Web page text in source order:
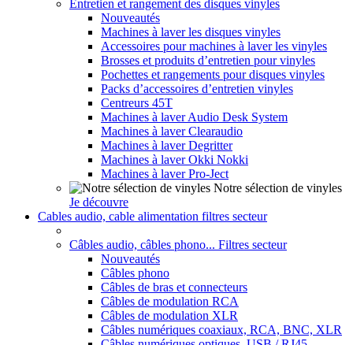
Entretien et rangement des disques vinyles
Nouveautés
Machines à laver les disques vinyles
Accessoires pour machines à laver les vinyles
Brosses et produits d’entretien pour vinyles
Pochettes et rangements pour disques vinyles
Packs d’accessoires d’entretien vinyles
Centreurs 45T
Machines à laver Audio Desk System
Machines à laver Clearaudio
Machines à laver Degritter
Machines à laver Okki Nokki
Machines à laver Pro-Ject
Notre sélection de vinyles
Je découvre
Cables audio, cable alimentation filtres secteur
Câbles audio, câbles phono... Filtres secteur
Nouveautés
Câbles phono
Câbles de bras et connecteurs
Câbles de modulation RCA
Câbles de modulation XLR
Câbles numériques coaxiaux, RCA, BNC, XLR